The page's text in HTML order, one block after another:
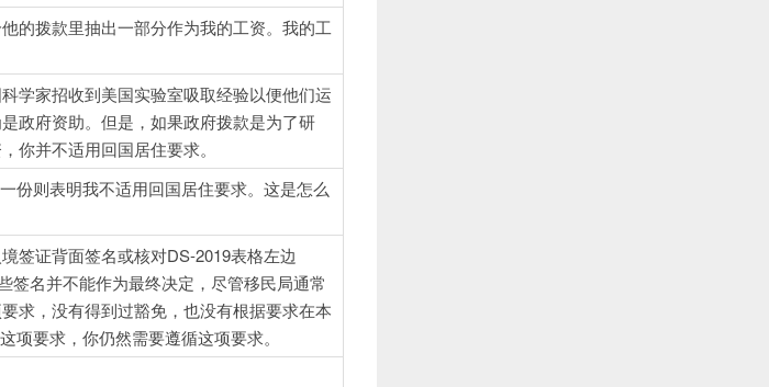
的拨款里抽出一部分作为我的工资。我的工
学家招收到美国实验室吸取经验以便他们运
政府资助。但是，如果政府拨款是为了研
你并不适用回国居住要求。
份则表明我不适用回国居住要求。这是怎么
签证背面签名或核对DS-2019表格左边
签名并不能作为最终决定，尽管移民局通常
求，没有得到过豁免，也没有根据要求在本
项要求，你仍然需要遵循这项要求。